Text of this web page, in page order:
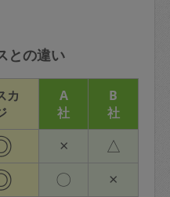
との違い
カ
A
社
B
社
× △
〇 ×